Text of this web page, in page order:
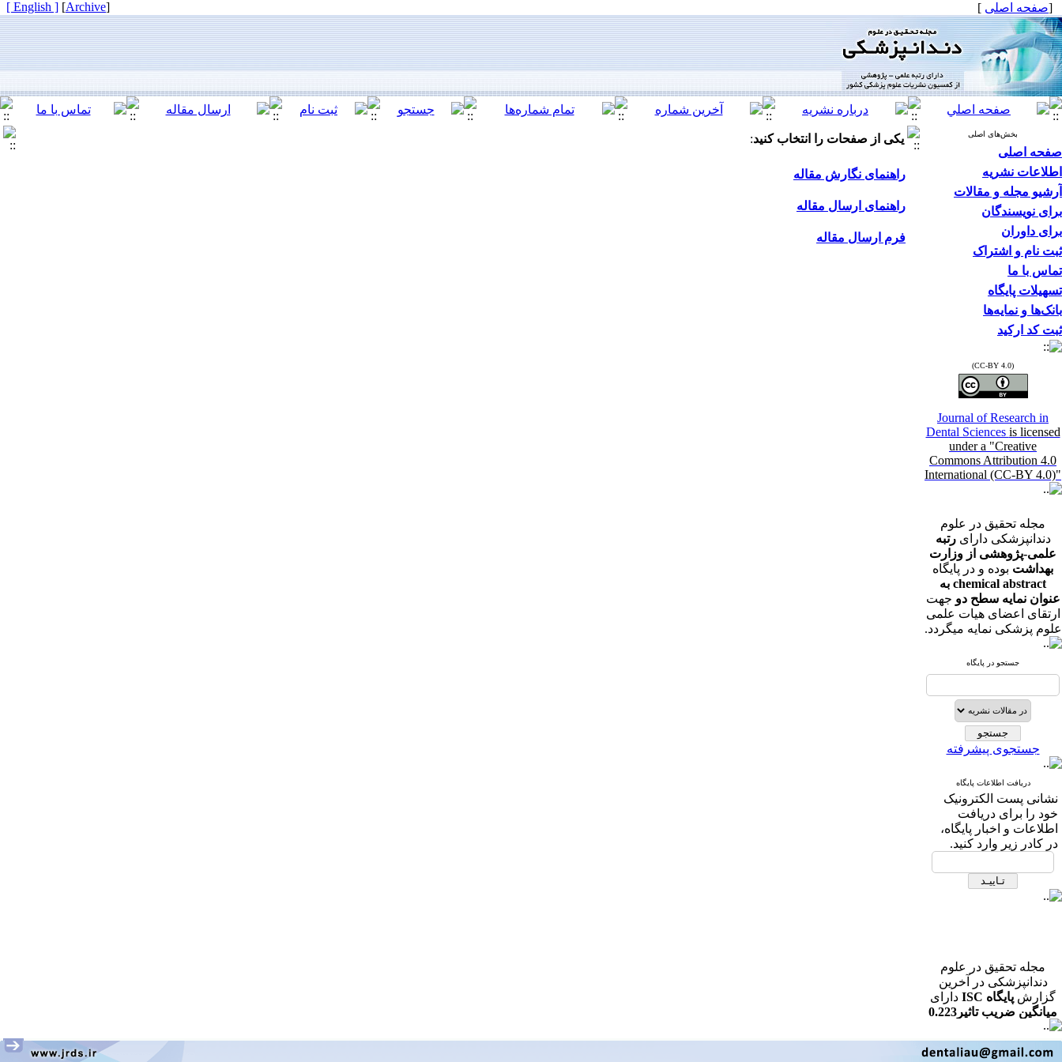
[صفحه اصلی ]
[
Archive
]
[ English ]
بخش‌های اصلی
صفحه اصلی
اطلاعات نشریه
آرشیو مجله و مقالات
برای نویسندگان
برای داوران
ثبت نام و اشتراک
تماس با ما
تسهیلات پایگاه
بانک‌ها و نمایه‌ها
ثبت کد ارکید
(CC-BY 4.0)
Journal of Research in
Dental Sciences is licensed
under a "Creative
Commons Attribution 4.0
International (CC-BY 4.0)"
مجله تحقیق در علوم
دندانپزشکی دارایرتبه
علمی-پژوهشی از وزارت
بهداشت بوده و در پایگاه
chemical abstract به
عنوان نمایه سطح دو جهت
ارتقای اعضای هیات علمی
علوم پزشکی نمایه میگردد.
جستجو در پایگاه
جستجوی پیشرفته
دریافت اطلاعات پایگاه
نشانی پست الکترونیک
خود را برای دریافت
اطلاعات و اخبار پایگاه،
در کادر زیر وارد کنید.
مجله تحقیق در علوم
دندانپزشکی در آخرین
گزارش پایگاه ISC
دارای
میانگین ضریب تاثیر0.223
در رشته دندانپزشکی می
باشد.
یکی از صفحات را انتخاب کنید:
راهنمای نگارش مقاله
راهنمای ارسال مقاله
فرم ارسال مقاله